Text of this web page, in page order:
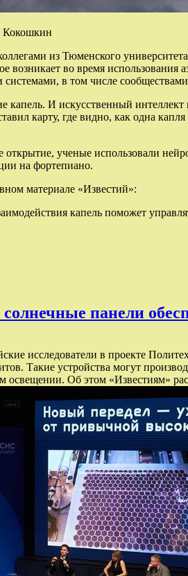
из Тюменского
возникает во время
в том числе сообществами
И искусственный
карту, где видно, как одна
ученые использовали
на фортепиано.
материале «Известий»:
капель поможет
панели
исследователи в проекте
Такие устройства могут
освещении. Об этом «Известиям»